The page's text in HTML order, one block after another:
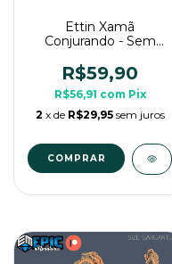
Ettin Xamã
Conjurando - Sem
Grande Para RPG de
Mesa
R$59,90
R$56,91 com Pix
2 x de R$29,95 sem juros